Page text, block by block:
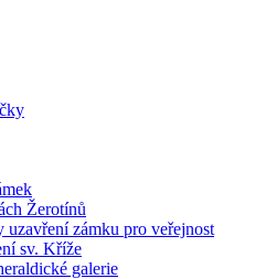
Žerotínů
uzavření zámku pro veřejnost
sv. Kříže
galerie